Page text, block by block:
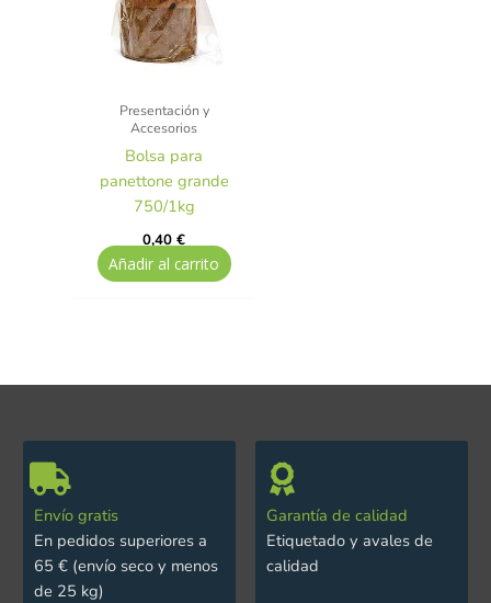
Presentación y
Accesorios
Bolsa para
panettone grande
750/1kg
0,40€
Añadir al carrito
Envío gratis
En pedidos superiores a
65 € (envío seco y menos
de 25 kg)
Garantía de calidad
Etiquetado y avales de
calidad